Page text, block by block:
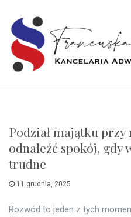
Podział majątku
odnaleźć spokój, gdy
trudne
11 grudnia, 2025
Rozwód to jeden z tych